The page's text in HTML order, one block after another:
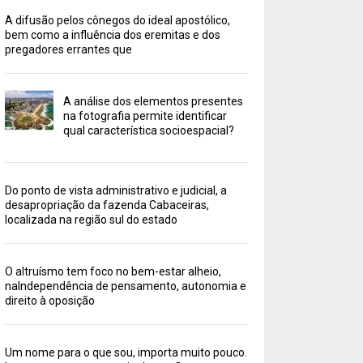
A difusão pelos cônegos do ideal apostólico,
bem como a influência dos eremitas e dos
pregadores errantes que
A análise dos elementos presentes
na fotografia permite identificar
qual característica socioespacial?
Do ponto de vista administrativo e judicial, a
desapropriação da fazenda Cabaceiras,
localizada na região sul do estado
O altruísmo tem foco no bem-estar alheio,
naIndependência de pensamento, autonomia e
direito à oposição
Um nome para o que sou, importa muito pouco.